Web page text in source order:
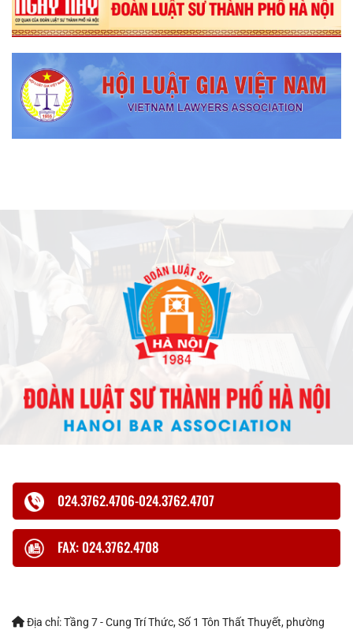
024.3762.4706-024.3762.4707
FAX: 024.3762.4708
Địa chỉ: Tầng 7 - Cung Trí Thức, Số 1 Tôn Thất Thuyết, phường